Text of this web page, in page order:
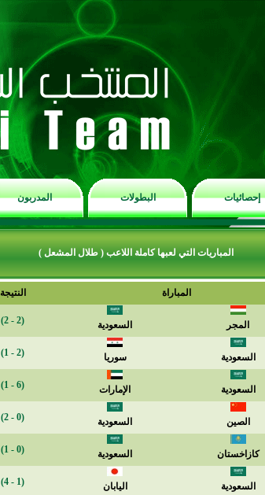
إحصائيات البطولات المدربون
المباريات التي لعبها كاملة اللاعب ( طلال المشعل )
المباراة النتيجة
المجر السعودية (2 - 2)
السعودية سوريا (2 - 1)
السعودية الإمارات (6 - 1)
الصين السعودية (0 - 2)
كازاخستان السعودية (0 - 1)
السعودية اليابان (1 - 4)